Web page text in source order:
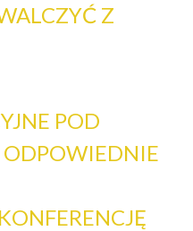
Z
POD
ODPOWIEDNIE